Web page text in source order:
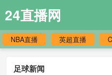
24直播网
NBA直播 英超直播
足球新闻